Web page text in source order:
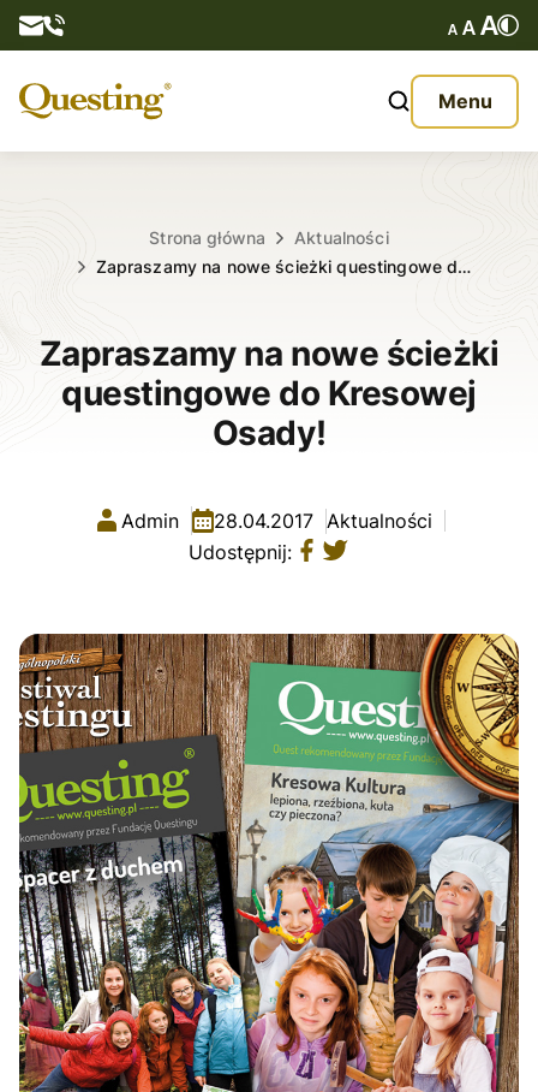
Menu
O nas
Kontakt
Strona główna
Aktualności
Zapraszamy na nowe ścieżki questingowe d…
Zapraszamy na nowe ścieżki
questingowe do Kresowej
Osady!
Admin 28.04.2017 Aktualności
Udostępnij: